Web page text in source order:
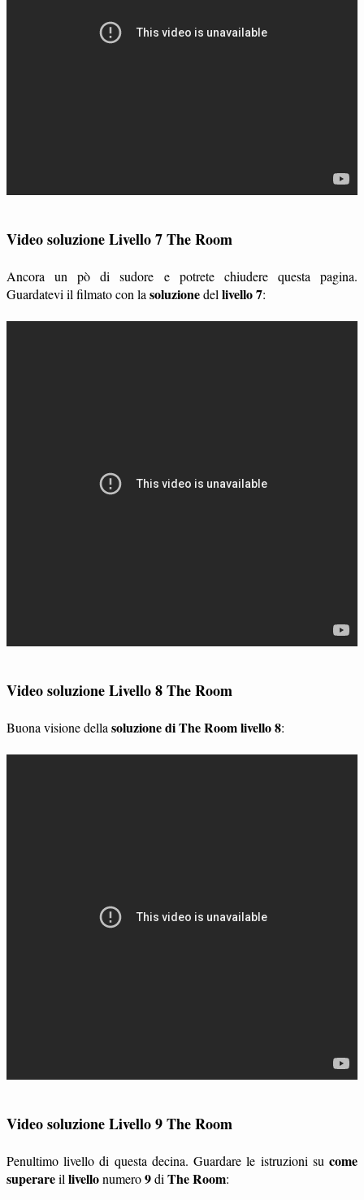
Video soluzione Livello 7 The Room
Ancora un pò di sudore e potrete chiudere questa pagina.
Guardatevi il filmato con la soluzionedel livello 7:
Video soluzione Livello 8 The Room
Buona visione della soluzione di The Room livello 8:
Video soluzione Livello 9 The Room
Penultimo livello di questa decina. Guardare le istruzioni su come
superareil livellonumero9di The Room: